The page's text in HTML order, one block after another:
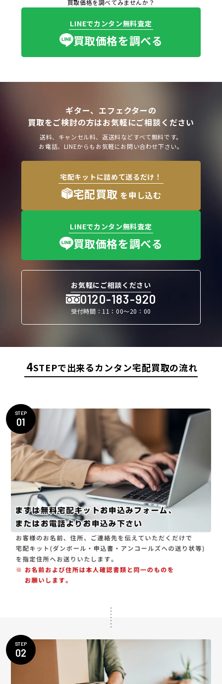
買取価格を調べてみませんか？
LINEでカンタン無料査定
買取価格を調べる
ギター、エフェクターの
買取をご検討の方はお気軽にご相談ください
送料、キャンセル料、返送料などすべて無料です。
お電話、LINEからもお気軽にお問い合わせ下さい。
宅配キットに詰めて送るだけ！
宅配買取 を申し込む
LINEでカンタン無料査定
買取価格を調べる
お気軽にご相談ください
0120-183-920
受付時間：11：00〜20：00
4STEPで出来るカンタン宅配買取の流れ
STEP
01
STEP
02